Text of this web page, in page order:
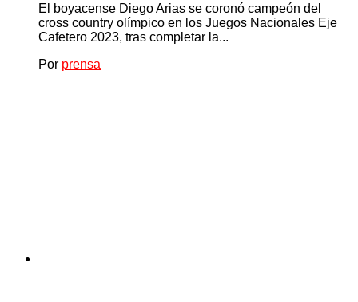
El boyacense Diego Arias se coronó campeón del
cross country olímpico en los Juegos Nacionales Eje
Cafetero 2023, tras completar la...
Por prensa